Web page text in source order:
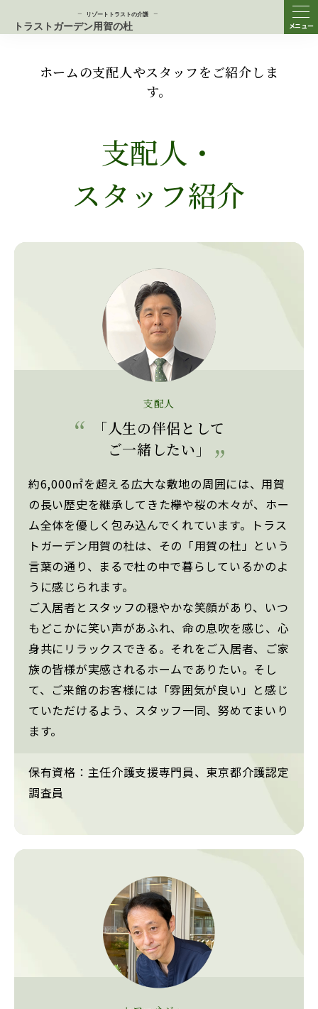
ME
NU
ホームの支配人やスタッフをご紹介しま
す。
支配人・
スタッフ紹介
支配人
「人生の伴侶として
ご一緒したい」
約6,000㎡を超える広大な敷地の周囲には、用賀
の長い歴史を継承してきた欅や桜の木々が、ホー
ム全体を優しく包み込んでくれています。トラス
トガーデン用賀の杜は、その「用賀の杜」という
言葉の通り、まるで杜の中で暮らしているかのよ
うに感じられます。
ご入居者とスタッフの穏やかな笑顔があり、いつ
もどこかに笑い声があふれ、命の息吹を感じ、心
身共にリラックスできる。それをご入居者、ご家
族の皆様が実感されるホームでありたい。そし
て、ご来館のお客様には「雰囲気が良い」と感じ
ていただけるよう、スタッフ一同、努めてまいり
ます。
保有資格：主任介護支援専門員、東京都介護認定
調査員